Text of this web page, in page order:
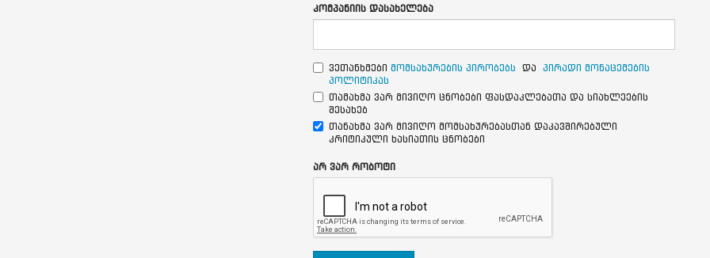
კომპანიის დასახელება
ვეთანხმები მომსახურების პირობებს და პირადი მონაცემების
პოლიტიკას
თამახმა ვარ მივიღო ცნობები ფასდაკლებათა და სიახლეების
შესახებ
თანახმა ვარ მივიღო მომსახურებასთან დაკავშირებული
კრიტიკული ხასიათის ცნობები
არ ვარ რობოტი